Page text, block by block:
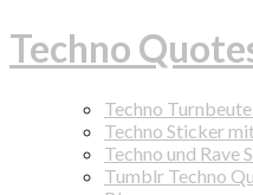
Techno
Techno
Techno Sticker
Techno und Rave
Tumblr Techno